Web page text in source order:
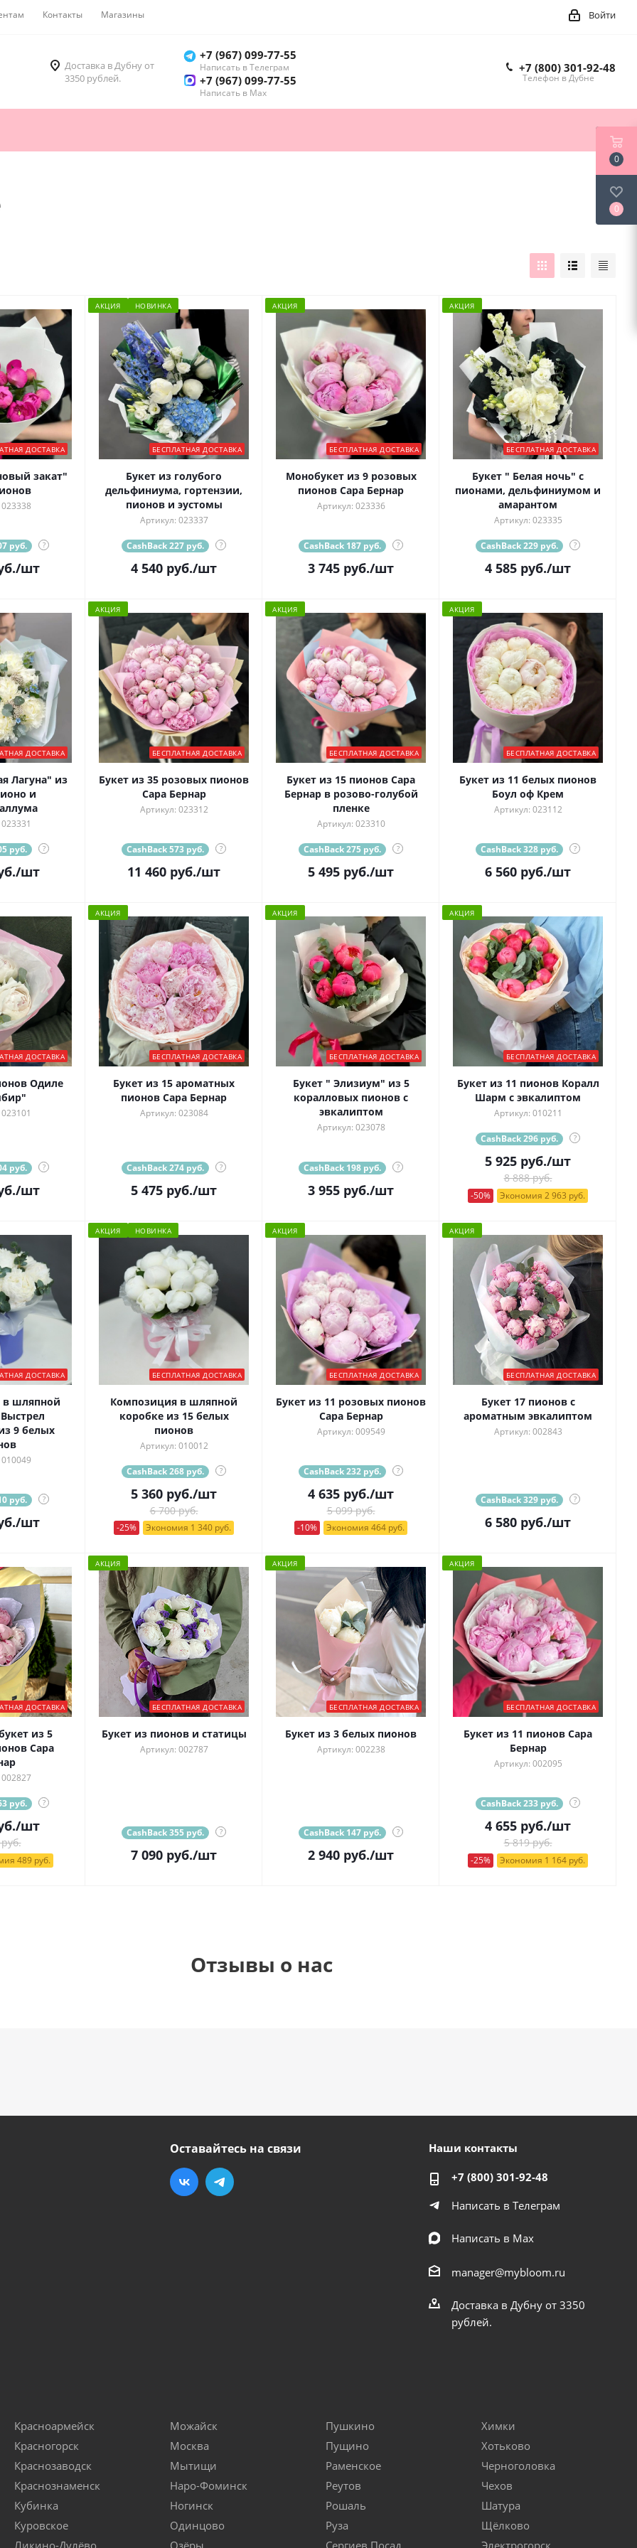
Контакты Магазины Войти
Доставка в Дубну от
3350 рублей.
+7 (967) 099-77-55
Написать в Телеграм
+7 (967) 099-77-55
Написать в Мах
+7 (800) 301-92-48
Телефон в Дубне
ДОСТАВКА
закат"
руб. ?
/шт
АКЦИЯ НОВИНКА
БЕСПЛАТНАЯ ДОСТАВКА
Букет из голубого
дельфиниума, гортензии,
пионов и эустомы
Артикул: 023337
CashBack 227 руб. ?
4 540 руб./шт
АКЦИЯ
БЕСПЛАТНАЯ ДОСТАВКА
Монобукет из 9 розовых
пионов Сара Бернар
Артикул: 023336
CashBack 187 руб. ?
3 745 руб./шт
АКЦИЯ
БЕСПЛАТНАЯ ДОСТАВКА
Букет " Белая ночь" с
пионами, дельфиниумом и
амарантом
Артикул: 023335
CashBack 229 руб. ?
4 585 руб./шт
ДОСТАВКА
Лагуна" из
и
руб. ?
/шт
АКЦИЯ
БЕСПЛАТНАЯ ДОСТАВКА
Букет из 35 розовых пионов
Сара Бернар
Артикул: 023312
CashBack 573 руб. ?
11 460 руб./шт
АКЦИЯ
БЕСПЛАТНАЯ ДОСТАВКА
Букет из 15 пионов Сара
Бернар в розово-голубой
пленке
Артикул: 023310
CashBack 275 руб. ?
5 495 руб./шт
АКЦИЯ
БЕСПЛАТНАЯ ДОСТАВКА
Букет из 11 белых пионов
Боул оф Крем
Артикул: 023112
CashBack 328 руб. ?
6 560 руб./шт
ДОСТАВКА
Одиле
руб. ?
/шт
АКЦИЯ
БЕСПЛАТНАЯ ДОСТАВКА
Букет из 15 ароматных
пионов Сара Бернар
Артикул: 023084
CashBack 274 руб. ?
5 475 руб./шт
АКЦИЯ
БЕСПЛАТНАЯ ДОСТАВКА
Букет " Элизиум" из 5
коралловых пионов с
эвкалиптом
Артикул: 023078
CashBack 198 руб. ?
3 955 руб./шт
АКЦИЯ
БЕСПЛАТНАЯ ДОСТАВКА
Букет из 11 пионов Коралл
Шарм с эвкалиптом
Артикул: 010211
CashBack 296 руб. ?
5 925 руб./шт
8 888 руб.
-50% Экономия 2 963 руб.
ДОСТАВКА
в шляпной
9 белых
руб. ?
/шт
АКЦИЯ НОВИНКА
БЕСПЛАТНАЯ ДОСТАВКА
Композиция в шляпной
коробке из 15 белых
пионов
Артикул: 010012
CashBack 268 руб. ?
5 360 руб./шт
6 700 руб.
-25% Экономия 1 340 руб.
АКЦИЯ
БЕСПЛАТНАЯ ДОСТАВКА
Букет из 11 розовых пионов
Сара Бернар
Артикул: 009549
CashBack 232 руб. ?
4 635 руб./шт
5 099 руб.
-10% Экономия 464 руб.
АКЦИЯ
БЕСПЛАТНАЯ ДОСТАВКА
Букет 17 пионов с
ароматным эвкалиптом
Артикул: 002843
CashBack 329 руб. ?
6 580 руб./шт
ДОСТАВКА
из 5
Сара
руб. ?
/шт
489 руб.
АКЦИЯ
БЕСПЛАТНАЯ ДОСТАВКА
Букет из пионов и статицы
Артикул: 002787
CashBack 355 руб. ?
7 090 руб./шт
АКЦИЯ
БЕСПЛАТНАЯ ДОСТАВКА
Букет из 3 белых пионов
Артикул: 002238
CashBack 147 руб. ?
2 940 руб./шт
АКЦИЯ
БЕСПЛАТНАЯ ДОСТАВКА
Букет из 11 пионов Сара
Бернар
Артикул: 002095
CashBack 233 руб. ?
4 655 руб./шт
5 819 руб.
-25% Экономия 1 164 руб.
Отзывы о нас
Оставайтесь на связи Наши контакты
+7 (800) 301-92-48
Написать в Телеграм
Написать в Мах
manager@mybloom.ru
Доставка в Дубну от 3350
рублей.
Красноармейск
Красногорск
Краснозаводск
Краснознаменск
Кубинка
Куровское
Ликино-Дулёво
Можайск
Москва
Мытищи
Наро-Фоминск
Ногинск
Одинцово
Озёры
Пушкино
Пущино
Раменское
Реутов
Рошаль
Руза
Сергиев Посад
Химки
Хотьково
Черноголовка
Чехов
Шатура
Щёлково
Электрогорск
0
0